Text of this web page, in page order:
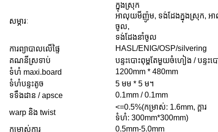
សម្ភារៈ
ក្នុងស្រុក
អាលុយមីញ៉ូម, ទង់ដែងក្នុងស្រុក,
ចូល,
ទង់ដែងនាំចូល
ការព្យាបាលលើផ្ទៃ
HASL/ENIG/OSP/silvering
គណនីស្រទាប់
បន្ទះបោះពុម្ពតែមួយចំហៀង / បន្ទះបោ
ទំហំ maxi.board
1200mm * 480mm
ទំហំបន្ទះតូច
5 មម * 5 ម។
ទទឹងដាន / apsce
0.1mm / 0.1mm
warp និង twist
<=0.5%(កម្រាស់: 1.6mm, ក្តារ
ទំហំ: 300mm*300mm)
កម្រាស់ក្តារ
0.5mm-5.0mm